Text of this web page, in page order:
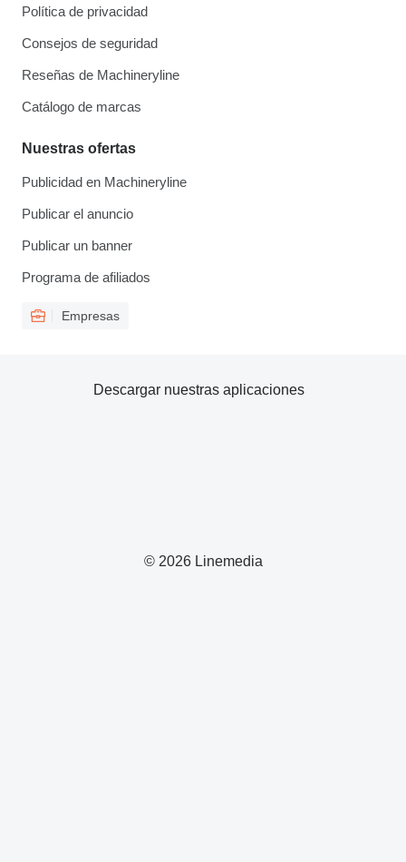
Política de privacidad
Consejos de seguridad
Reseñas de Machineryline
Catálogo de marcas
Nuestras ofertas
Publicidad en Machineryline
Publicar el anuncio
Publicar un banner
Programa de afiliados
Empresas
© 2026 Linemedia
Descargar nuestras aplicaciones